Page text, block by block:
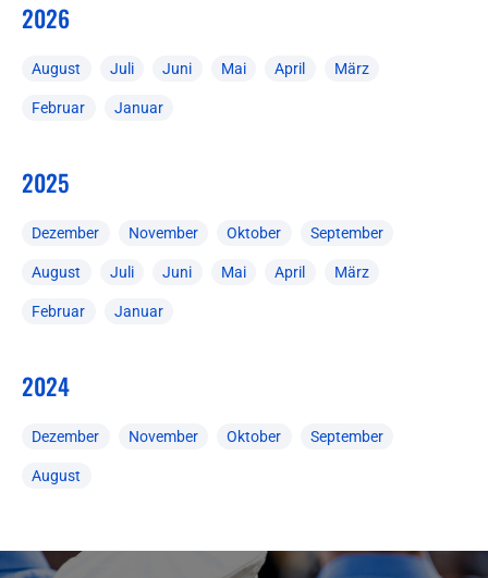
2026
August Juli Juni Mai April März
Februar Januar
2025
Dezember November Oktober September
August Juli Juni Mai April März
Februar Januar
2024
Dezember November Oktober September
August